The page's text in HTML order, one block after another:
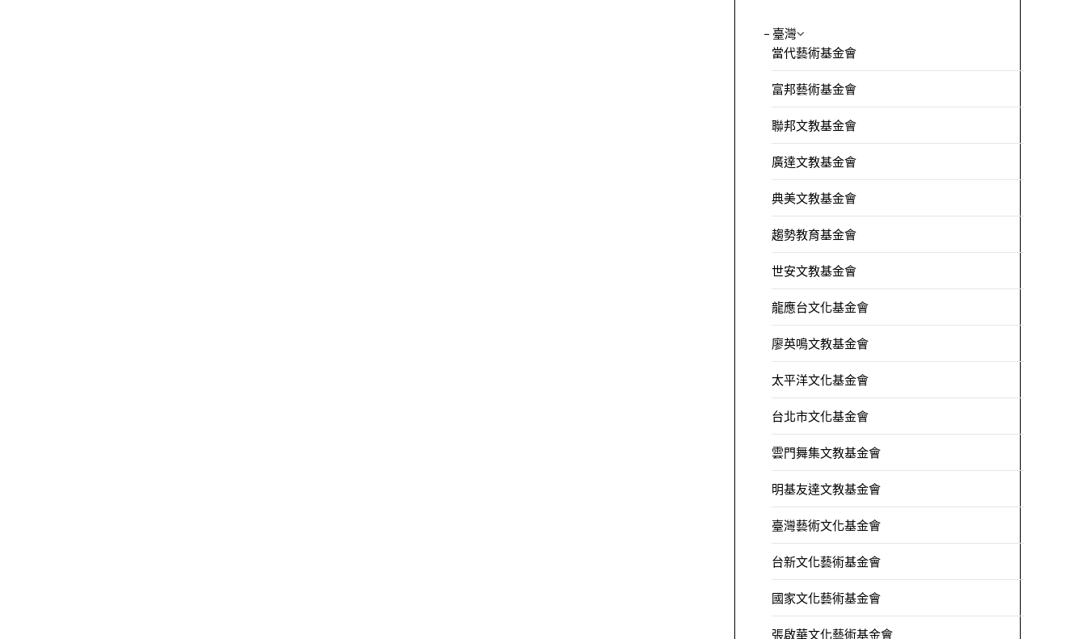
– 臺灣
當代藝術基金會
富邦藝術基金會
聯邦文教基金會
廣達文教基金會
典美文教基金會
趨勢教育基金會
世安文教基金會
龍應台文化基金會
廖英鳴文教基金會
太平洋文化基金會
台北市文化基金會
雲門舞集文教基金會
明基友達文教基金會
臺灣藝術文化基金會
台新文化藝術基金會
國家文化藝術基金會
張啟華文化藝術基金會